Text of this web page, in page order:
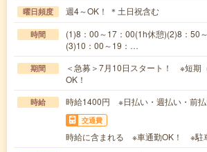
曜日頻度 週4～OK！ ＊土日祝含む
時間
(1)8：00～17：00(1h休憩)(2)8：50
(3)10：00～19：…
期間
＜急募＞7月10日スタート！ ※短期
OK！
時給 時給1400円 ※日払い・週払い・前払
交通費
時給に含まれる ※車通勤OK！ ※駐